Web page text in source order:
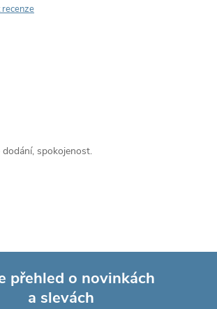
spokojenost.
přehled o novinkách
a slevách